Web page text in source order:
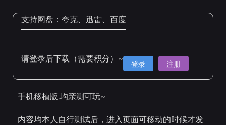
支持网盘： 夸克、迅雷、百度
请登录后下载（需要积分）~ 登录 注册
手机移植版.均亲测可玩~
内容均本人自行测试后，进入页面可移动的时候才发